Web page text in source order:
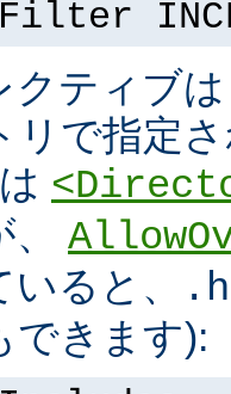
クティブ
リで指定
ると、
できます):